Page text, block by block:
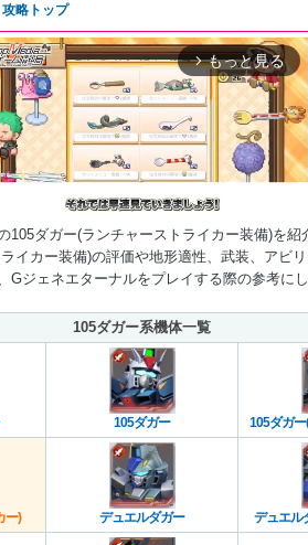
略トップ
arrow_forward_ios もっと見る
105ダガー(ランチャーストライカー装備)を紹
イカー装備)の評価や地形適性、武装、アビ
Gジェネエターナルをプレイする際の参考にし
105ダガー系機体一覧
105ダガー
105ダガ
ー) デュエルダガー
デュエル